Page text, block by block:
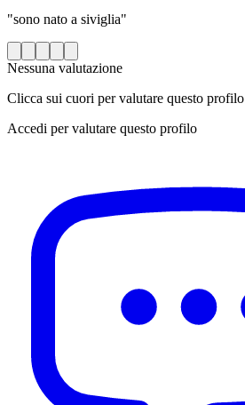
"sono nato a siviglia"
Nessuna valutazione
Clicca sui cuori per valutare questo profilo
Accedi per valutare questo profilo